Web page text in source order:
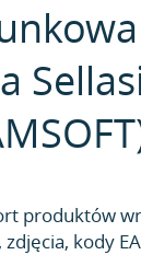
produktów
kody